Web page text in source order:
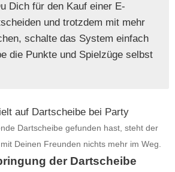
Dich für den Kauf einer E-
und trotzdem mit mehr
schalte das System einfach
die Punkte und Spielzüge selbst
Dartscheibe gefunden hast, steht der
Deinen Freunden nichts mehr im Weg.
der Dartscheibe